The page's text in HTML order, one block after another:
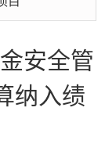
安全管
纳入绩